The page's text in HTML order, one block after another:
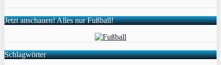
Jetzt anschauen! Alles nur Fußball!
Schlagwörter